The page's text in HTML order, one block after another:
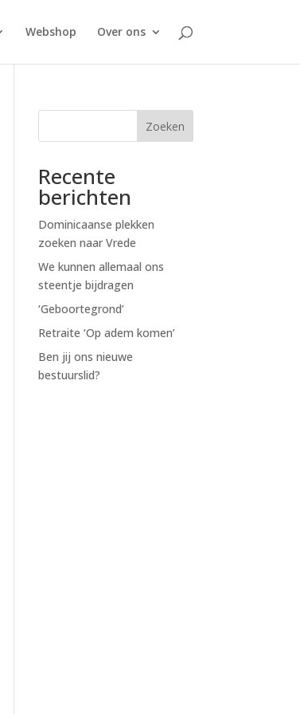
Webshop Over ons
Zoeken
Recente
berichten
Dominicaanse plekken
zoeken naar Vrede
We kunnen allemaal ons
steentje bijdragen
‘Geboortegrond’
Retraite ‘Op adem komen’
Ben jij ons nieuwe
bestuurslid?